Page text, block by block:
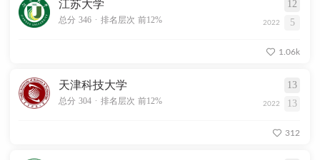
江苏大学 12
总分 346 . 排名层次 前12% 2022 5
1.06k
天津科技大学 13
总分 304 . 排名层次 前12% 2022 13
312